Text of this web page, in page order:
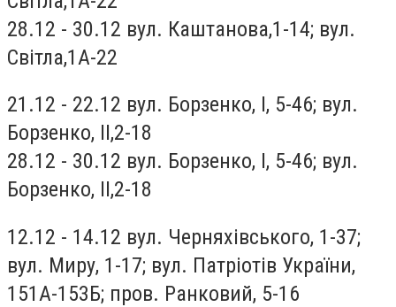
28.12 - 30.12 вул. Каштанова,1-14; вул.
Світла,1А-22
21.12 - 22.12 вул. Борзенко, I, 5-46; вул.
Борзенко, II,2-18
28.12 - 30.12 вул. Борзенко, I, 5-46; вул.
Борзенко, II,2-18
12.12 - 14.12 вул. Черняхівського, 1-37;
вул. Миру, 1-17; вул. Патріотів України,
151А-153Б; пров. Ранковий, 5-16